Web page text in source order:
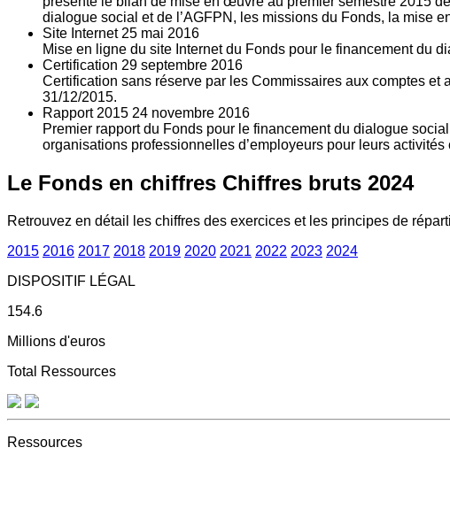
dialogue social et de l’AGFPN, les missions du Fonds, la mise
Site Internet 25 mai 2016
Mise en ligne du site Internet du Fonds pour le financement du
Certification 29 septembre 2016
Certification sans réserve par les Commissaires aux comptes et
31/12/2015.
Rapport 2015 24 novembre 2016
Premier rapport du Fonds pour le financement du dialogue
organisations professionnelles d’employeurs pour leurs
Le Fonds en chiffres Chiffres bruts 2024
Retrouvez en détail les chiffres des exercices et les principes de
2015 2016 2017 2018 2019 2020 2021 2022 2023 2024
DISPOSITIF LÉGAL
154.6
Millions d'euros
Total Ressources
Ressources